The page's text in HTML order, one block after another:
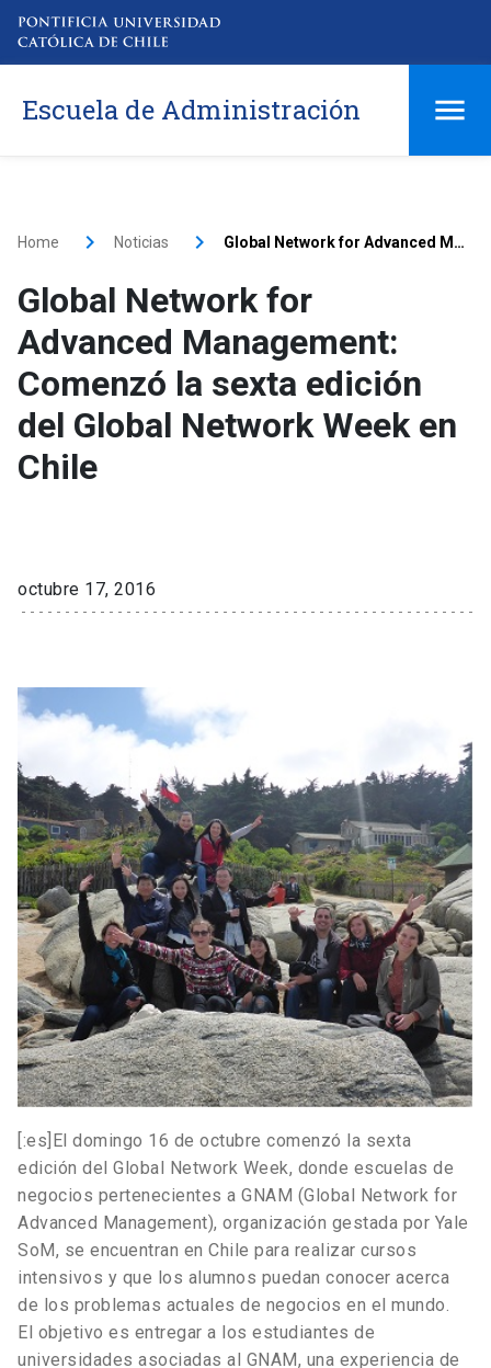
Escuela de Administración
Home Noticias Global Network for Advanced Management: Comenzó la sexta edición del Global Network Week en Chile
Global Network for
Advanced Management:
Comenzó la sexta edición
del Global Network Week en
Chile
octubre 17, 2016
[:es]El domingo 16 de octubre comenzó la sexta
edición del Global Network Week, donde escuelas de
negocios pertenecientes a GNAM (Global Network for
Advanced Management), organización gestada por Yale
SoM, se encuentran en Chile para realizar cursos
intensivos y que los alumnos puedan conocer acerca
de los problemas actuales de negocios en el mundo.
El objetivo es entregar a los estudiantes de
universidades asociadas al GNAM, una experiencia de